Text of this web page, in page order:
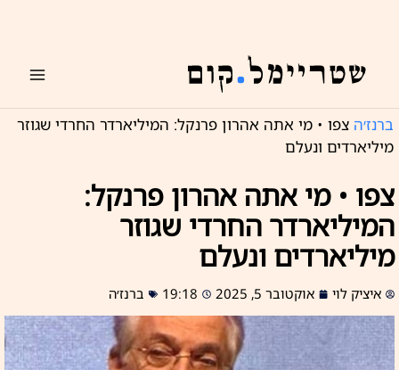
ברנז׳ה צפו • מי אתה אהרון פרנקל: המיליארדר החרדי שגוזר
מיליארדים ונעלם
צפו • מי אתה אהרון פרנקל:
המיליארדר החרדי שגוזר
מיליארדים ונעלם
איציק לוי אוקטובר 5, 2025 19:18 ברנז׳ה